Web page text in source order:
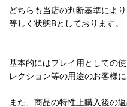
どちらも当店の判断基準によ
等しく状態Bとしております。
基本的にはプレイ用としての
レクション等の用途のお客様
また、商品の特性上購入後の